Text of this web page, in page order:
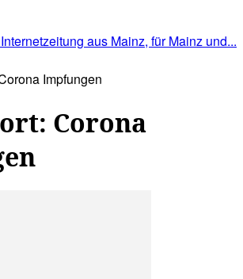
Impfungen
Corona